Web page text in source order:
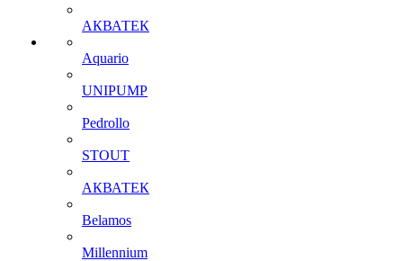
АКВАТЕК
Aquario
UNIPUMP
Pedrollo
STOUT
АКВАТЕК
Belamos
Millennium